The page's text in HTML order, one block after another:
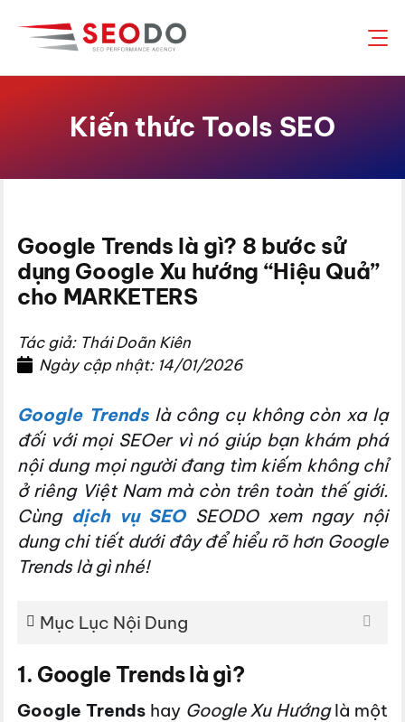
đến
Kiến thức Tools SEO
Google Trends là gì? 8 bước sử
dụng Google Xu hướng “Hiệu Quả”
cho MARKETERS
Tác giả: Thái Doãn Kiên
Ngày cập nhật: 14/01/2026
Google Trendslà công cụ không còn xa lạ
đối với mọi SEOer vì nó giúp bạn khám phá
nội dung mọi người đang tìm kiếm không chỉ
ở riêng Việt Nam mà còn trên toàn thế giới.
Cùng dịch vụ SEOSEODO xem ngay nội
dung chi tiết dưới đây để hiểu rõ hơn Google
Trends là gì nhé!
Mục Lục Nội Dung
1. Google Trends là gì?
Google Trendshay Google Xu Hướnglà một